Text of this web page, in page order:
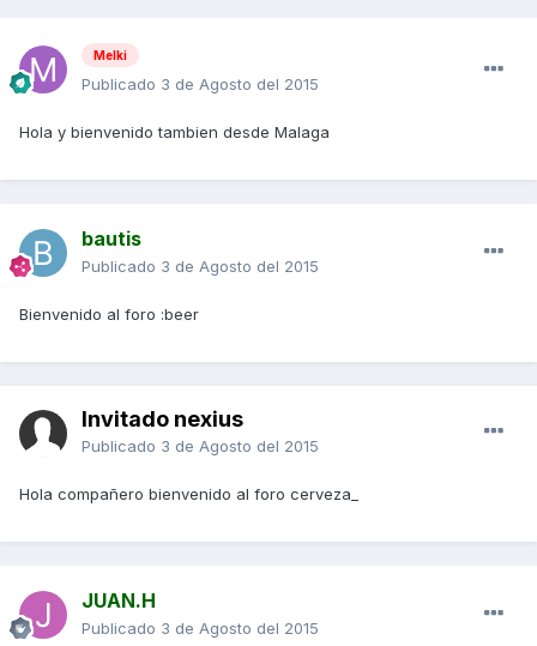
Melki
Publicado 3 de Agosto del 2015
Hola y bienvenido tambien desde Malaga
bautis
Publicado 3 de Agosto del 2015
Bienvenido al foro :beer
Invitado nexius
Publicado 3 de Agosto del 2015
Hola compañero bienvenido al foro cerveza_
JUAN.H
Publicado 3 de Agosto del 2015